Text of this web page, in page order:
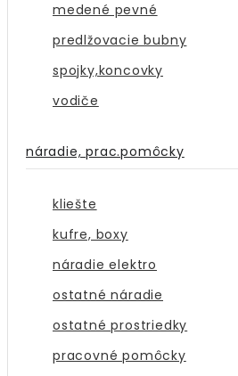
medené pevné
predlžovacie bubny
spojky,koncovky
vodiče
náradie, prac.pomôcky
kliešte
kufre, boxy
náradie elektro
ostatné náradie
ostatné prostriedky
pracovné pomôcky